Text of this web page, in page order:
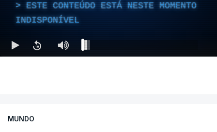
ESTE CONTEÚDO ESTÁ NESTE MOMENTO
INDISPONÍVEL
MUNDO